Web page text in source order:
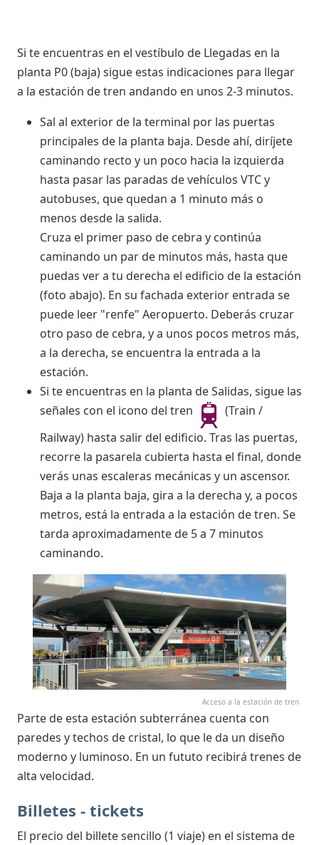
Si te encuentras en el vestíbulo de Llegadas en la
planta P0 (baja) sigue estas indicaciones para llegar
a la estación de tren andando en unos 2-3 minutos.
Sal al exterior de la terminal por las puertas
principales de la planta baja. Desde ahí, diríjete
caminando recto y un poco hacia la izquierda
hasta pasar las paradas de vehículos VTC y
autobuses, que quedan a 1 minuto más o
menos desde la salida.
Cruza el primer paso de cebra y continúa
caminando un par de minutos más, hasta que
puedas ver a tu derecha el edificio de la estación
(foto abajo). En su fachada exterior entrada se
puede leer "renfe" Aeropuerto. Deberás cruzar
otro paso de cebra, y a unos pocos metros más,
a la derecha, se encuentra la entrada a la
estación.
Si te encuentras en la planta de Salidas, sigue las
señales con el icono del tren
(Train /
Railway) hasta salir del edificio. Tras las puertas,
recorre la pasarela cubierta hasta el final, donde
verás unas escaleras mecánicas y un ascensor.
Baja a la planta baja, gira a la derecha y, a pocos
metros, está la entrada a la estación de tren. Se
tarda aproximadamente de 5 a 7 minutos
caminando.
Acceso a la estación de tren
Parte de esta estación subterránea cuenta con
paredes y techos de cristal, lo que le da un diseño
moderno y luminoso. En un fututo recibirá trenes de
alta velocidad.
Billetes - tickets
El precio del billete sencillo (1 viaje) en el sistema de